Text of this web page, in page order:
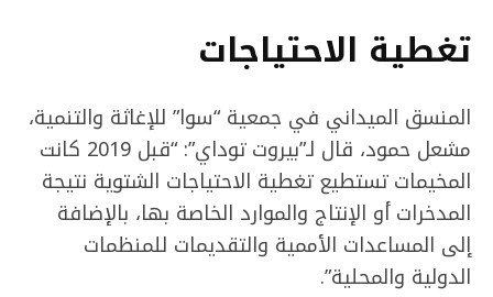
تغطية الاحتياجات
المنسق الميداني في جمعية “سوا” للإغاثة والتنمية،
مشعل حمود، قال لـ”بيروت توداي”: “قبل 2019 كانت
المخيمات تستطيع تغطية الاحتياجات الشتوية نتيجة
المدخرات أو الإنتاج والموارد الخاصة بها، بالإضافة
إلى المساعدات الأممية والتقديمات للمنظمات
الدولية والمحلية”.